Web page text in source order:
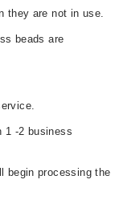
they are not in use.
beads are
1 -2 business
begin processing the